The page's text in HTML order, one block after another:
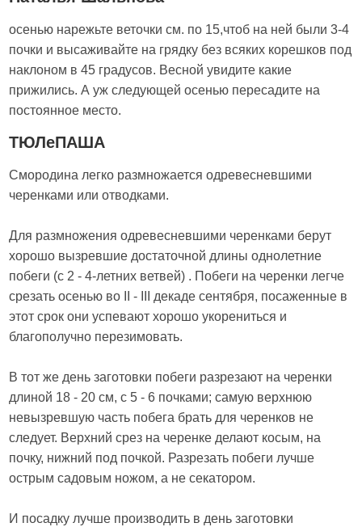
осенью нарежьте веточки см. по 15,чтоб на ней были 3-4
почки и высаживайте на грядку без всяких корешков под
наклоном в 45 градусов. Весной увидите какие
прижились. А уж следующей осенью пересадите на
постоянное место.
ТЮЛеПАША
Смородина легко размножается одревесневшими
черенками или отводками.
Для размножения одревесневшими черенками берут
хорошо вызревшие достаточной длины однолетние
побеги (с 2 - 4-летних ветвей) . Побеги на черенки легче
срезать осенью во II - III декаде сентября, посаженные в
этот срок они успевают хорошо укорениться и
благополучно перезимовать.
В тот же день заготовки побеги разрезают на черенки
длиной 18 - 20 см, с 5 - 6 почками; самую верхнюю
невызревшую часть побега брать для черенков не
следует. Верхний срез на черенке делают косым, на
почку, нижний под почкой. Разрезать побеги лучше
острым садовым ножом, а не секатором.
И посадку лучше производить в день заготовки